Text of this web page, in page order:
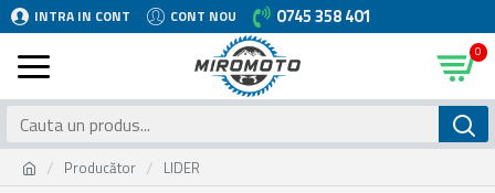
INTRA IN CONT CONT NOU 0745 358 401
0
Producător LIDER